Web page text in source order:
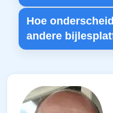
Hoe
andere